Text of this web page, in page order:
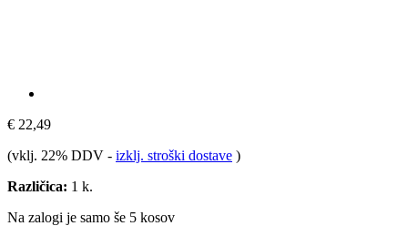
€ 22,49
(vklj. 22% DDV - izklj. stroški dostave )
Različica: 1 k.
Na zalogi je samo še 5 kosov